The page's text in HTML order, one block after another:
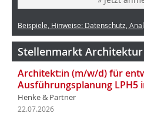
Beispiele, Hinweise: Datenschutz,
Stellenmarkt Architektur
Architekt:in (m/w/d) für
Ausführungsplanung LPH5
Henke & Partner
22.07.2026